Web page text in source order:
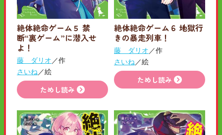
絶体絶命ゲーム５ 禁
断“裏ゲーム”に潜入せ
よ！
藤 ダリオ ／作
さいね ／絵
ためし読み
絶体絶命ゲーム６ 地獄行
きの暴走列車！
藤 ダリオ ／作
さいね ／絵
ためし読み